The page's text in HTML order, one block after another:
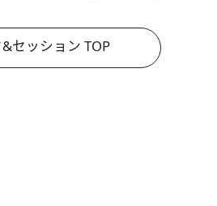
&セッション TOP